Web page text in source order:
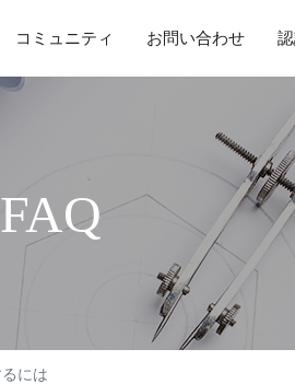
コミュニティ お問い合わせ
FAQ
には